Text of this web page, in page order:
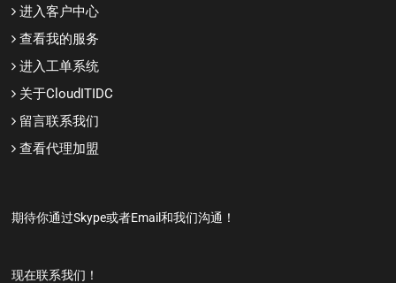
进入客户中心
查看我的服务
进入工单系统
关于CloudITIDC
留言联系我们
查看代理加盟
期待你通过Skype或者Email和我们沟通！
现在联系我们！